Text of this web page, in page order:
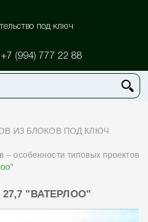
под ключ
+7 (994) 777 22 88
ИЗ БЛОКОВ ПОД КЛЮЧ
– особенности типовых проектов
"ВАТЕРЛОО"